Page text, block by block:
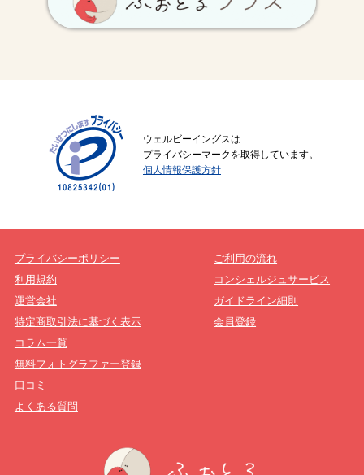
ウェルビーイングスは
プライバシーマークを取得しています。
個人情報保護方針
プライバシーポリシー
利用規約
運営会社
特定商取引法に基づく表示
ご利用の流れ
コンシェルジュサービス
ガイドライン細則
会員登録
コラム一覧
無料フォトグラファー登録
口コミ
よくある質問